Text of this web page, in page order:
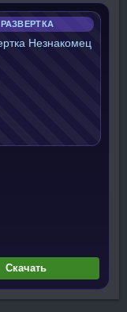
РАЗВЕРТКА
Скачать